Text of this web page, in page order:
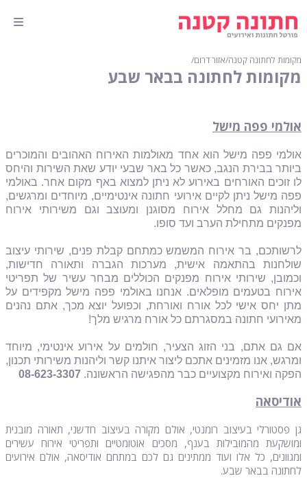
מקומות לחתונה קטנה∕אזור דרום∕
מקומות לחתונה בבאר שבע
אולמי פפה מישל
אולמי פפה מישל הוא אחד מאולמות האירוח האהובים והמוכרים
ביותר בבירת הנגב, כאשר כל באר שבעי יודע שאת השירות והיחס
לו זוכים האורחים באירוע לא ניתן למצוא באף מקום אחר. באולמי
פפה מישל ניתן לקיים אירועי חתונה אינטימיים, מיוחדים ומרגשים,
וליהנות גם מחלל אירוח מסוגנן ומעוצב וגם משירותי אירוח
מפנקים מתחילת הערב ועד סופו.
לרשותכם, בר אירוח המשמש כמתחם קבלת פנים, שירותי עיצוב
שולחנות בהתאמה אישית, מערכות הגברה ותאורה חדישות,
וכמובן, שירותי אירוח מפנקים הכוללים מבחר עשיר של תפריטי
אירוח בטעמים מופלאים. אנחנו באולמי פפה מישל מקפידים על
מתן יחס אישי לכל אורח ואורחת, וכפועל יוצא מכך, אתם נהנים
מאירועי חתונה במסגרתם כל אורח מרגיש מלך!
אם גם אתם, בני הזוג הצעיר, חולמים על אירוע אינטימי, מיוחד
ומרגש, אנו מזמינים אתכם ליצור איתנו קשר וליהנות משירותי תכנון,
הפקה ואירוח מקצועיים כבר מהפגישה הראשונה. 08-623-3307
אודיסאה
גן פסטורלי בעיצוב רומנטי, אולם מקורה בעיצוב חדשני, תאורה מובנית
ומושקעת מהמובילות בענף, מסכים אוטומטיים ותפריטי אירוח עשירים
ומגוונים, כל אלו ועוד ממתינים גם לכם במתחם אודיסאה, אולם אירועים
לחתונה בבאר שבע.